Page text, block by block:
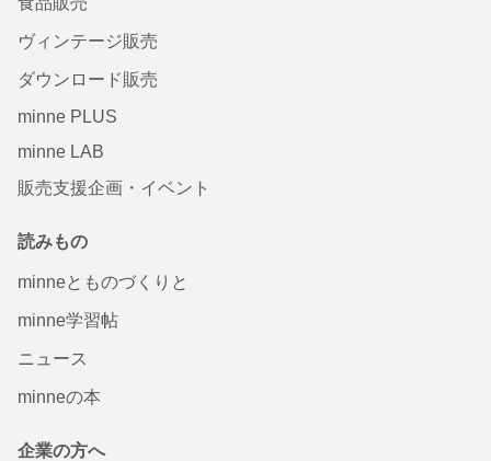
ヴィンテージ販売
ダウンロード販売
minne PLUS
minne LAB
販売支援企画・イベント
読みもの
minneとものづくりと
minne学習帖
ニュース
minneの本
企業の方へ